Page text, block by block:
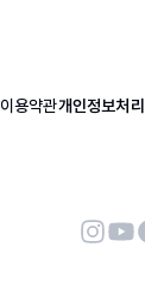
이용약관개인정보처